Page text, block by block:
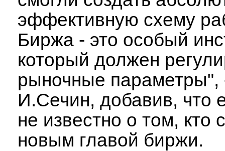
эффективную схему
Биржа - это особый
который должен
рыночные параметры",
И.Сечин, добавив, что
не известно о том, кто
новым главой биржи.